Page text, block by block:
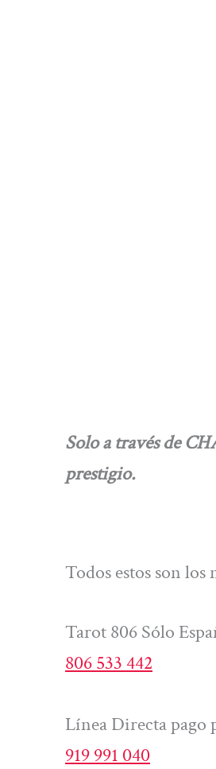
Solo a través de
prestigio.
Todos estos son
Tarot 806 Sólo
806 533 442
Línea Directa pago
919 991 040